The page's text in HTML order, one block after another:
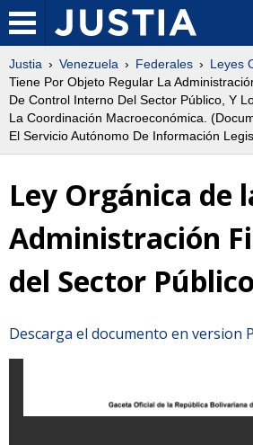
Justia Venezuela Federales Leyes
Tiene Por Objeto Regular La
De Control Interno Del Sector Público, Y
La Coordinación Macroeconómica.
El Servicio Autónomo De Información
Ley Orgánica de
Administración
del Sector Público
Descarga el documento en version